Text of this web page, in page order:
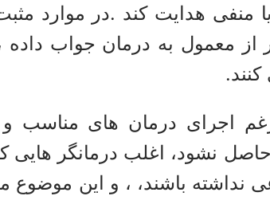
منفی هدایت کند .در موارد
از معمول به درمان جواب داده
اجرای درمان های مناسب
نشود، اغلب درمانگر هایی
باشند، ، و این موضوع